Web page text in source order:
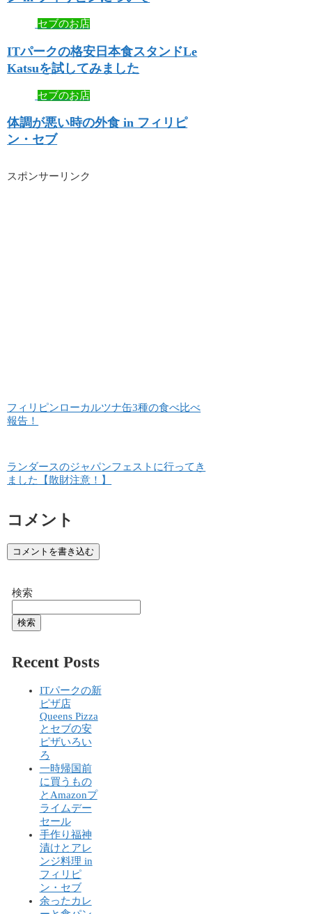
セブのお店
ITパークの格安日本食スタンドLe
Katsuを試してみました
セブのお店
体調が悪い時の外食 in フィリピ
ン・セブ
スポンサーリンク
フィリピンローカルツナ缶3種の食べ比べ
報告！
ランダースのジャパンフェストに行ってき
ました【散財注意！】
コメント
コメントを書き込む
検索
検索
Recent Posts
ITパークの新
ピザ店
Queens Pizza
とセブの安
ピザいろい
ろ
一時帰国前
に買うもの
とAmazonプ
ライムデー
セール
手作り福神
漬けとアレ
ンジ料理 in
フィリピ
ン・セブ
余ったカレ